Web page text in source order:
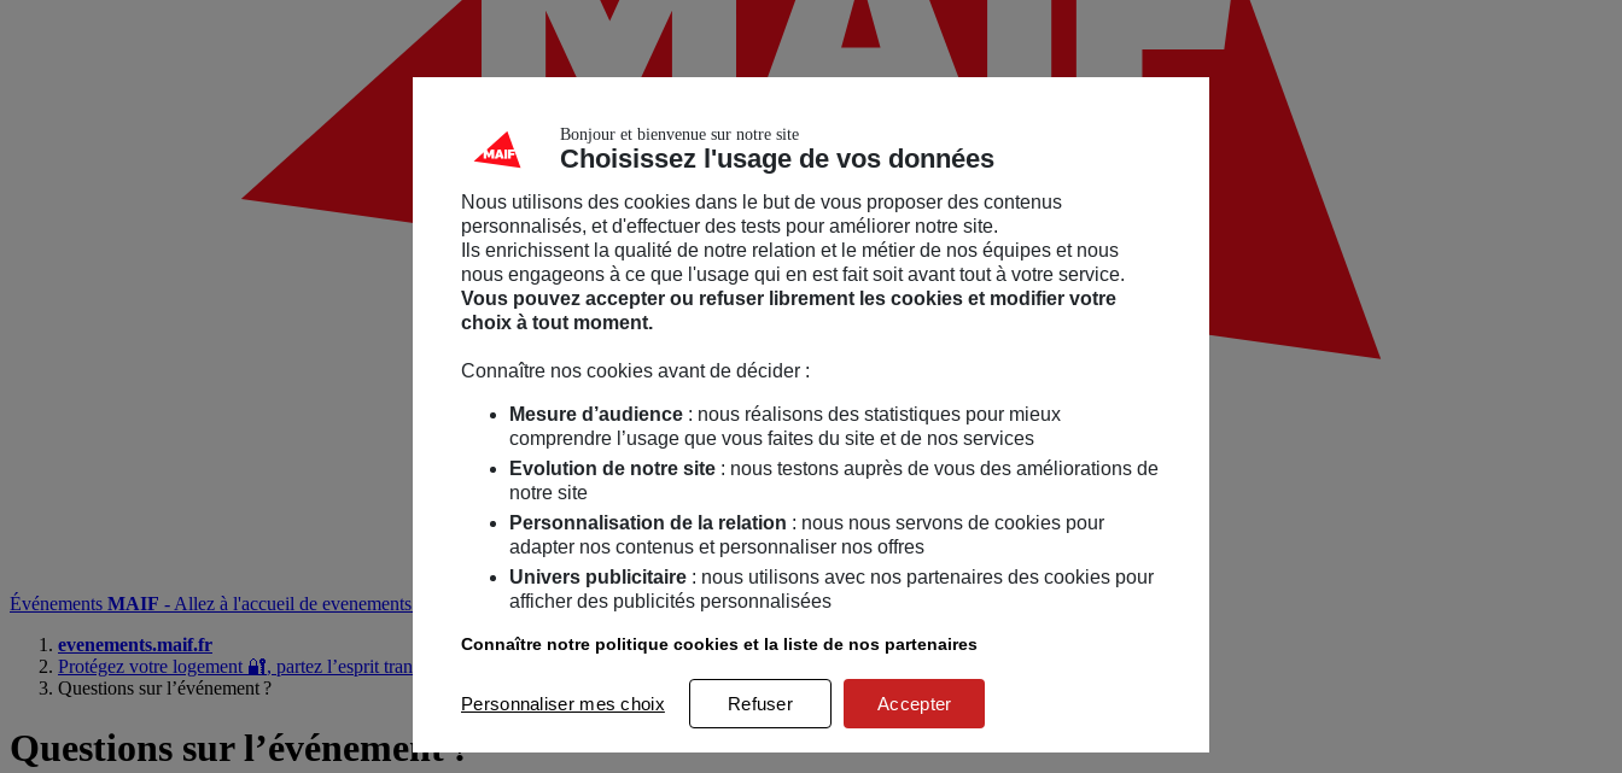
Événements MAIF - Allez à l'accueil de evenements.maif.fr
Rechercher
evenements.maif.fr
Protégez votre logement 🔐, partez l’esprit tranquille !
Questions sur l’événement ?
Questions sur l’événement ?
Bonjour et bienvenue sur notre site
Choisissez l'usage de vos données
Nous utilisons des cookies dans le but de vous proposer des contenus
personnalisés, et d'effectuer des tests pour améliorer notre site.
Ils enrichissent la qualité de notre relation et le métier de nos équipes et nous
nous engageons à ce que l'usage qui en est fait soit avant tout à votre service.
Vous pouvez accepter ou refuser librement les cookies et modifier votre
choix à tout moment.
Connaître nos cookies avant de décider :
Mesure d’audience : nous réalisons des statistiques pour mieux
comprendre l’usage que vous faites du site et de nos services
Evolution de notre site : nous testons auprès de vous des améliorations de
notre site
Personnalisation de la relation : nous nous servons de cookies pour
adapter nos contenus et personnaliser nos offres
Univers publicitaire : nous utilisons avec nos partenaires des cookies pour
afficher des publicités personnalisées
Connaître notre politique cookies et la liste de nos partenaires
Personnaliser mes choix Refuser Accepter